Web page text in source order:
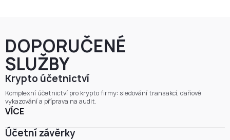
DOPORUČENÉ
SLUŽBY
Krypto účetnictví
Komplexní účetnictví pro krypto firmy: sledování transakcí, daňové
vykazování a příprava na audit.
VÍCE
Účetní závěrky